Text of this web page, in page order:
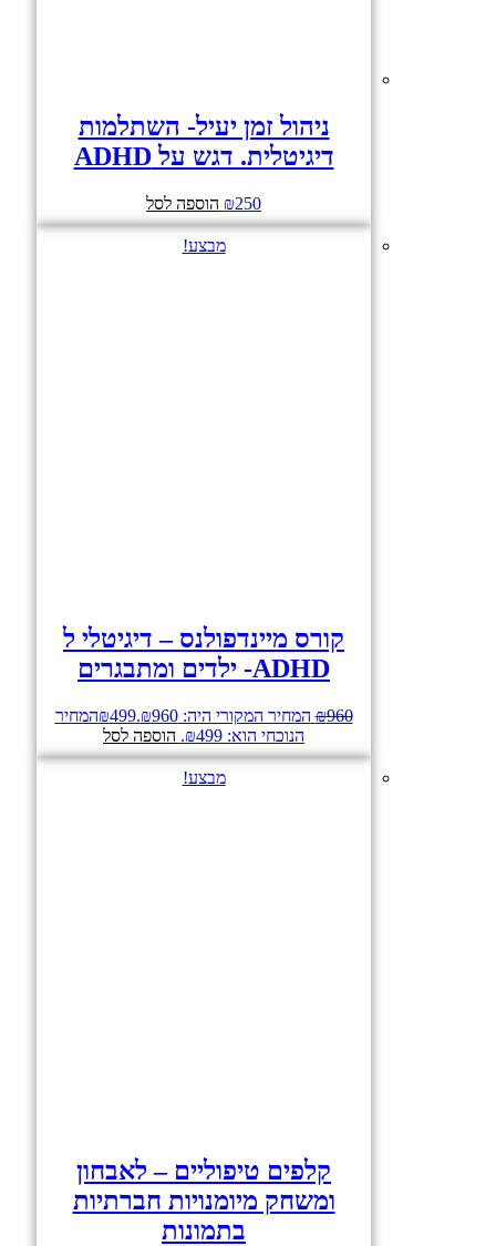
ניהול זמן יעיל- השתלמות
דיגיטלית. דגש על ADHD
₪250 הוספה לסל
מבצע!
קורס מיינדפולנס – דיגיטלי ל
ADHD- ילדים ומתבגרים
₪960 המחיר המקורי היה: ₪960. ₪499
המחיר
הנוכחי הוא: ₪499.
הוספה לסל
מבצע!
קלפים טיפוליים – לאבחון
ומשחק מיומנויות חברתיות
בתמונות